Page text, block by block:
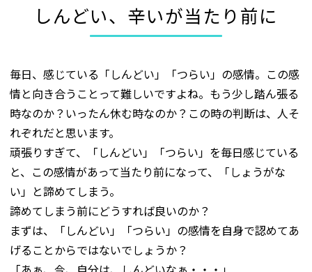
しんどい、辛いが当たり前に
毎日、感じている「しんどい」「つらい」の感情。この感
情と向き合うことって難しいですよね。もう少し踏ん張る
時なのか？いったん休む時なのか？この時の判断は、人そ
れぞれだと思います。
頑張りすぎて、「しんどい」「つらい」を毎日感じている
と、この感情があって当たり前になって、「しょうがな
い」と諦めてしまう。
諦めてしまう前にどうすれば良いのか？
まずは、「しんどい」「つらい」の感情を自身で認めてあ
げることからではないでしょうか？